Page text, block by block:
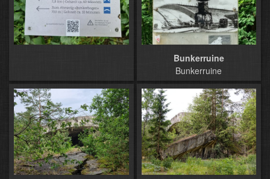
Bunkerruine
Bunkerruine